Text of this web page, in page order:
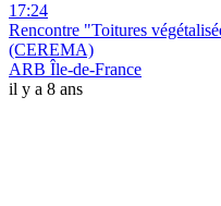
17:24
Rencontre "Toitures
(CEREMA)
ARB Île-de-France
il y a 8 ans